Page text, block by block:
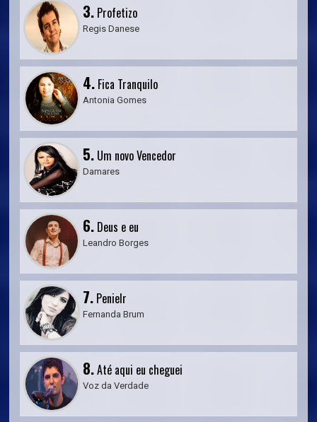
3. Profetizo
Regis Danese
4. Fica Tranquilo
Antonia Gomes
5. Um novo Vencedor
Damares
6. Deus e eu
Leandro Borges
7. Penielr
Fernanda Brum
8.Até aqui eu cheguei
Voz da Verdade